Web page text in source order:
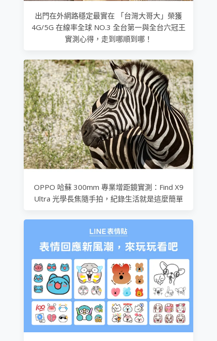
出門在外網路穩定最實在 「台灣大哥大」榮獲
4G/5G 在線率全球 NO.3 全台第一與全台六冠王
實測心得，走到哪順到哪！
OPPO 哈蘇 300mm 專業增距鏡實測：Find X9
Ultra 光學長焦隨手拍，紀錄生活就是這麼簡單